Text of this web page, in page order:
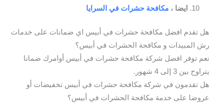
ايضا ، مكافحة حشرات في السرايا
هل تقدم افضل مكافحة حشرات في أبيس اي ضمانات على خدمات
رش المبيدات و مكافحة الحشرات في أبيس؟
نعم توفر افضل شركة مكافحة حشرات في أبيس أوامرك ضمانا
يتراوح بين 3 إلى 4 شهور.
هل تقدمون في شركة مكافحة حشرات في أبيس تخفيضات أو
عروضا على خدمة مكافحة الحشرات في أبيس؟